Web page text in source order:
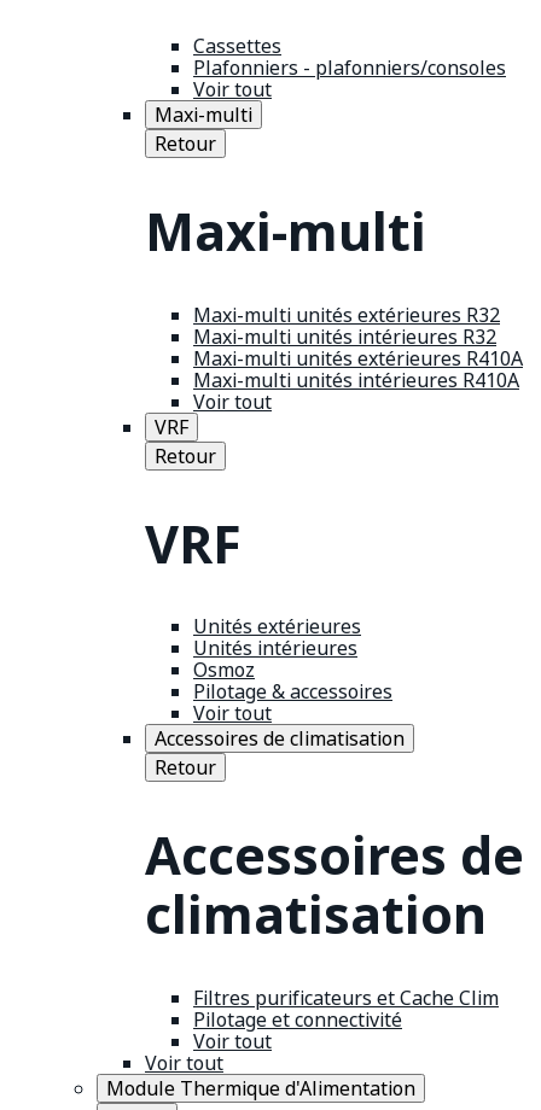
Cassettes
Plafonniers - plafonniers/consoles
Voir tout
Maxi-multi
Retour
Maxi-multi
Maxi-multi unités extérieures R32
Maxi-multi unités intérieures R32
Maxi-multi unités extérieures R410A
Maxi-multi unités intérieures R410A
Voir tout
VRF
Retour
VRF
Unités extérieures
Unités intérieures
Osmoz
Pilotage & accessoires
Voir tout
Accessoires de climatisation
Retour
Accessoires de
climatisation
Filtres purificateurs et Cache Clim
Pilotage et connectivité
Voir tout
Voir tout
Module Thermique d'Alimentation